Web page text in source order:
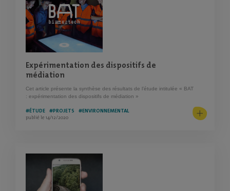
Expérimentation des dispositifs de
médiation
Cet article présente la synthèse des résultats de l’étude intitulée « BAT
: expérimentation des dispositifs de médiation »
#ÉTUDE #PROJETS #ENVIRONNEMENTAL
publié le 14/12/2020